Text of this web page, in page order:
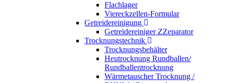
Flachlager
Viereckzellen-Formular
Getreidereinigung
Getreidereiniger ZZeparator
Trocknungstechnik
Trocknungsbehälter
Heutrocknung Rundballen/
Rundballentrocknung
Wärmetauscher Trocknung /